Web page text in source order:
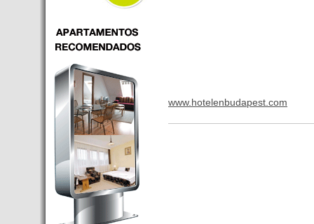
- Inaugurado en BUDAPEST el
puede ser controlado por
Smarthfones de sus clientes
- HOTEL Moments Budapest,
éste sí es un ‘gran hotel
Budapest’.
- Hoteles en BUDAPEST:
Resultados octubre de 2016,
subida del 15% ocupación y
del 25,6% en el RevPar
- Nuevo Hotel en Budapest
bajo la marca Exe Hotusa
BUDAPEST
www.hotelenbudapest.com